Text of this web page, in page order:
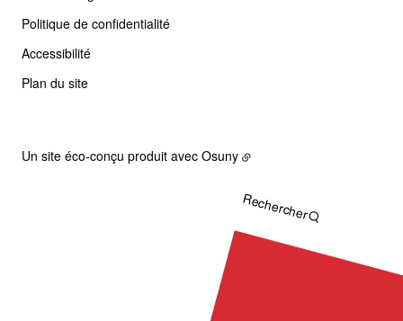
Politique de confidentialité
Accessibilité
Plan du site
Rechercher
Un site éco-conçu produit avec Osuny